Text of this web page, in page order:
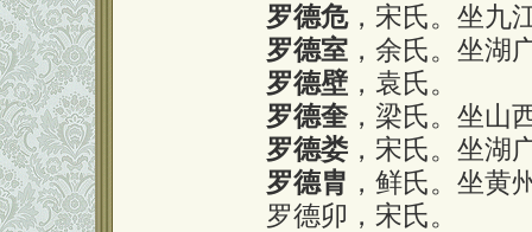
罗德危，宋氏。坐九
罗德室 ，余氏。坐湖
罗德壁 ，袁氏。
罗德奎，梁氏。坐山
罗德娄 ，宋氏。坐湖
罗德胄 ，鲜氏。坐黄
罗德卯，宋氏。